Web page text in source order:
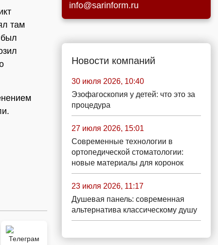
там
был
info@sarinform.ru
Новости компаний
30 июля 2026, 10:40
Эзофагоскопия у детей: что это за
процедура
27 июля 2026, 15:01
Современные технологии в
ортопедической стоматологии:
новые материалы для коронок
23 июля 2026, 11:17
Душевая панель: современная
альтернатива классическому душу